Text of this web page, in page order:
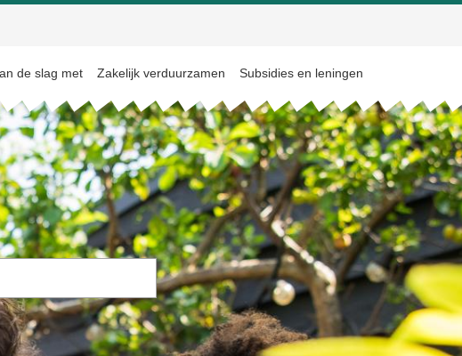
de slag met Zakelijk verduurzamen Subsidies en leningen